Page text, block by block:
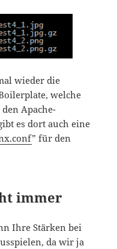
wieder die
welche
Apache-
es dort auch eine
” für den
immer
Ihre Stärken bei
da wir ja